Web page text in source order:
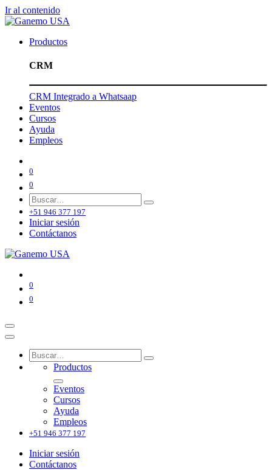
Ir al contenido
Productos
CRM
CRM Integrado a Whatsaap
Eventos
Cursos
Ayuda
Empleos
0
0
+51 946 377 197
Iniciar sesión
Contáctanos
0
0
Productos
Eventos
Cursos
Ayuda
Empleos
+51 946 377 197
Iniciar sesión
Contáctanos